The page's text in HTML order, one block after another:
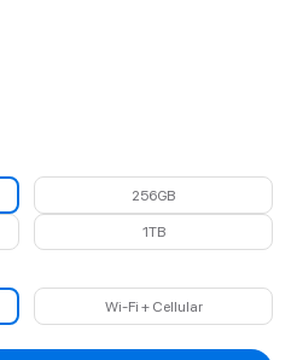
256GB
1TB
Wi-Fi + Cellular